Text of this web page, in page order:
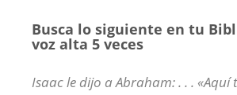
Busca lo siguiente en tu
voz alta 5 veces
Isaac le dijo a Abraham: . . . «Aquí